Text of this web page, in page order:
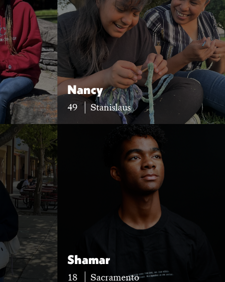
Nancy
49
Stanislaus
Shamar
18
Sacramento